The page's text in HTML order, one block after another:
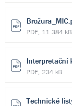
PDF, 11 384 kB
Interpretační
PDF, 234 kB
Technické